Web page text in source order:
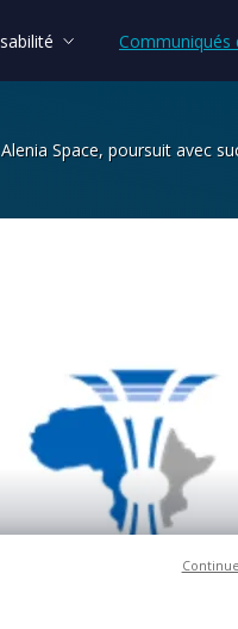
Communiqués
Space, poursuit avec
Alenia